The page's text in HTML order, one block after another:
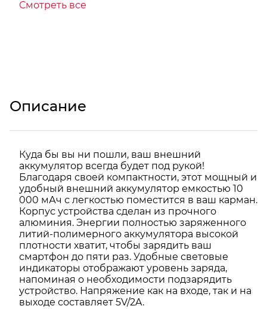
Смотреть все
Описание
Куда бы вы ни пошли, ваш внешний
аккумулятор всегда будет под рукой!
Благодаря своей компактности, этот мощный и
удобный внешний аккумулятор емкостью 10
000 мАч с легкостью поместится в ваш карман.
Корпус устройства сделан из прочного
алюминия. Энергии полностью заряженного
литий-полимерного аккумулятора высокой
плотности хватит, чтобы зарядить ваш
смартфон до пяти раз. Удобные световые
индикаторы отображают уровень заряда,
напоминая о необходимости подзарядить
устройство. Напряжение как на входе, так и на
выходе составляет 5V/2A.